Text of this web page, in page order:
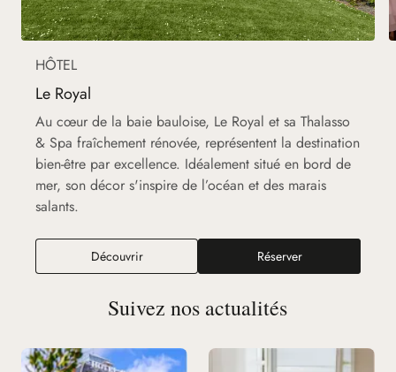
HÔTEL
Le Royal
Au cœur de la baie bauloise, Le Royal et sa Thalasso
& Spa fraîchement rénovée, représentent la destination
bien-être par excellence. Idéalement situé en bord de
mer, son décor s'inspire de l’océan et des marais
salants.
Découvrir Réserver
Suivez nos actualités